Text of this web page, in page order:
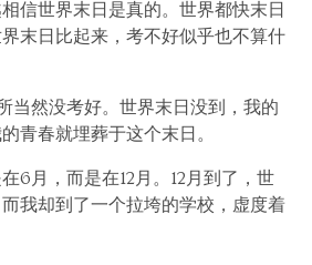
信世界末日是真的。世界都快末日
末日比起来，考不好似乎也不算什
当然没考好。世界末日没到，我的
青春就埋葬于这个末日。
6月，而是在12月。12月到了，世
我却到了一个拉垮的学校，虚度着